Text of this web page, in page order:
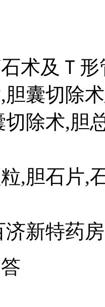
术及Ｔ
囊切除
除术,胆
,胆石片,
新特药